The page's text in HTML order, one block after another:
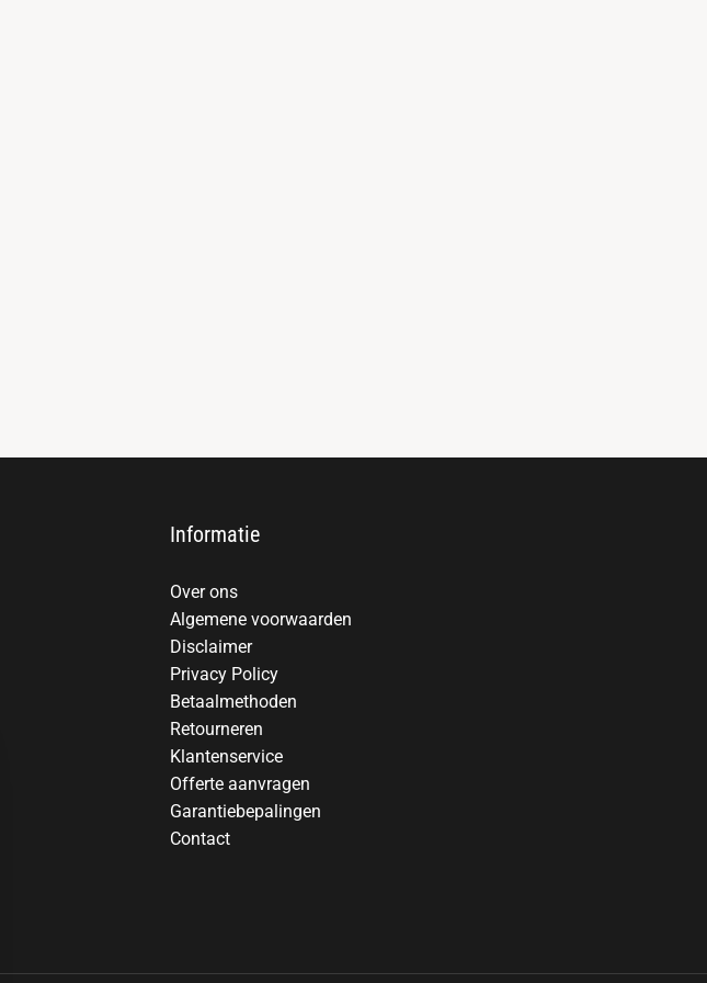
Informatie
Over ons
Algemene voorwaarden
Disclaimer
Privacy Policy
Betaalmethoden
Retourneren
Klantenservice
Offerte aanvragen
Garantiebepalingen
Contact